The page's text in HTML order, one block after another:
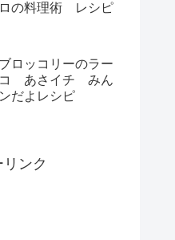
の料理術 レシピ
ロッコリーのラー
コ あさイチ みん
だよレシピ
ンク